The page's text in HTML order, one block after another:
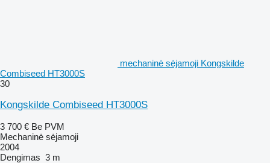
mechaninė sėjamoji Kongskilde
Combiseed HT3000S
30
Kongskilde Combiseed HT3000S
3 700 € Be PVM
Mechaninė sėjamoji
2004
Dengimas 3 m